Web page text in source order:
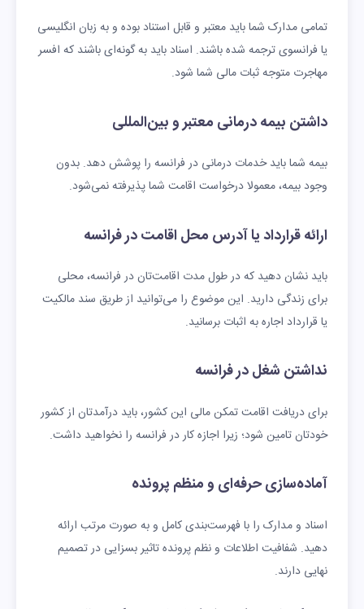
تمامی مدارک شما باید معتبر و قابل استناد بوده و به زبان انگلیسی
یا فرانسوی ترجمه شده باشند. اسناد باید به گونه‌ای باشند که افسر
مهاجرت متوجه ثبات مالی شما شود.
داشتن بیمه درمانی معتبر و بین‌المللی
بیمه شما باید خدمات درمانی در فرانسه را پوشش دهد. بدون
وجود بیمه، معمولا درخواست اقامت شما پذیرفته نمی‌شود.
ارائه قرارداد یا آدرس محل اقامت در فرانسه
باید نشان دهید که در طول مدت اقامت‌تان در فرانسه، محلی
برای زندگی دارید. این موضوع را می‌توانید از طریق سند مالکیت
یا قرارداد اجاره به اثبات برسانید.
نداشتن شغل در فرانسه
برای دریافت اقامت تمکن مالی این کشور، باید درآمدتان از کشور
خودتان تامین شود؛ زیرا اجازه کار در فرانسه را نخواهید داشت.
آماده‌سازی حرفه‌ای و منظم پرونده
اسناد و مدارک را با فهرست‌بندی کامل و به صورت مرتب ارائه
دهید. شفافیت اطلاعات و نظم پرونده تاثیر بسزایی در تصمیم
نهایی دارند.